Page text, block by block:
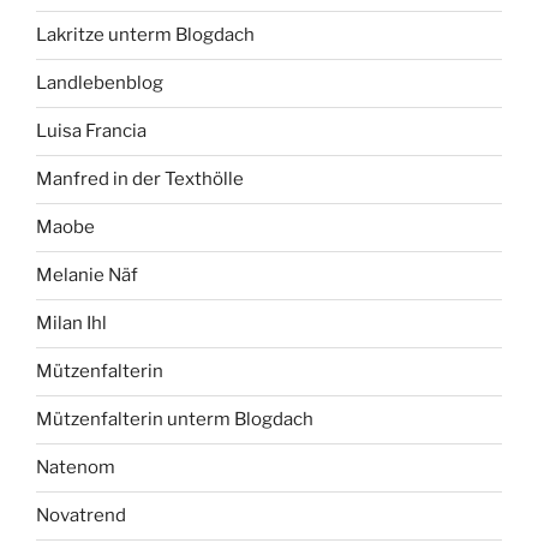
Lakritze unterm Blogdach
Landlebenblog
Luisa Francia
Manfred in der Texthölle
Maobe
Melanie Näf
Milan Ihl
Mützenfalterin
Mützenfalterin unterm Blogdach
Natenom
Novatrend